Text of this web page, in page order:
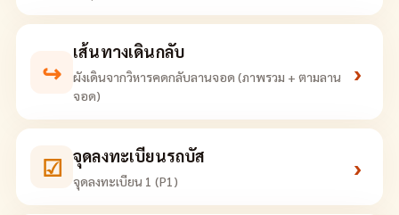
↪
เส้นทางเดินกลับ
ผังเดินจากวิหารคดกลับลานจอด (ภาพรวม + ตามลาน
จอด)
›
☑ จุดลงทะเบียนรถบัส
จุดลงทะเบียน 1 (P1) ›